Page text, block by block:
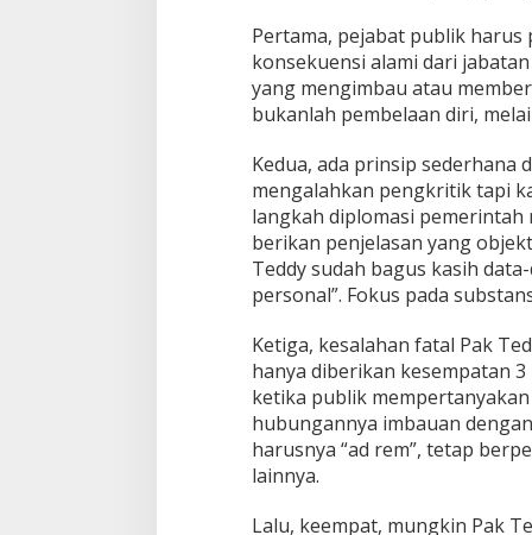
Pertama, pejabat publik
konsekuensi alami dari
yang mengimbau atau
bukanlah pembelaan diri,
Kedua, ada prinsip sederhana
mengalahkan pengkritik tapi
langkah diplomasi
berikan penjelasan yang
Teddy sudah bagus kasih
personal”. Fokus pada
Ketiga, kesalahan fatal Pak
hanya diberikan kesempatan 3
ketika publik
hubungannya imbauan
harusnya “ad rem”, tetap
lainnya.
Lalu, keempat, mungkin Pak